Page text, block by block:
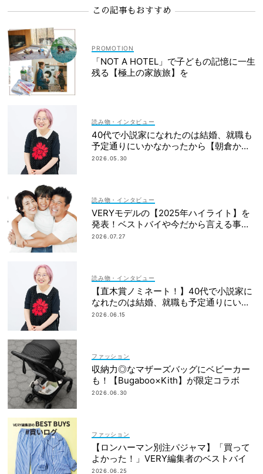
この記事もおすすめ
「NOT A HOTEL」で子どもの記憶に一生
残る【極上の家族旅】を
読み物・インタビュー
40代で小説家になれたのは結婚、就職も
予定通りにいかなかったから【朝倉かす
みさん】
2026.05.30
読み物・インタビュー
VERYモデルの【2025年ハイライト】を
発表！ベストバイや今だから言える事件
簿も大公開
2026.07.27
読み物・インタビュー
【直木賞ノミネート！】40代で小説家に
なれたのは結婚、就職も予定通りにいか
なかったから｜朝倉かすみさん
2026.06.15
ファッション
収納力◎なマザーズバッグにベビーカー
も！【Bugaboo×Kith】が限定コラボ
2026.06.30
ファッション
【ロンハーマン別注パジャマ】「買って
よかった！」VERY編集者のベストバイ
2026.06.25